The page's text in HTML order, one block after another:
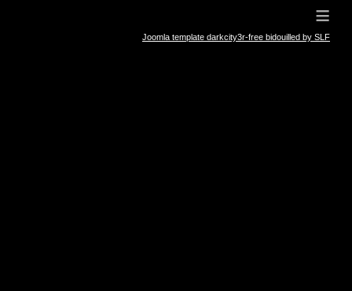
≡
Joomla template darkcity3r-free bidouilled by SLF